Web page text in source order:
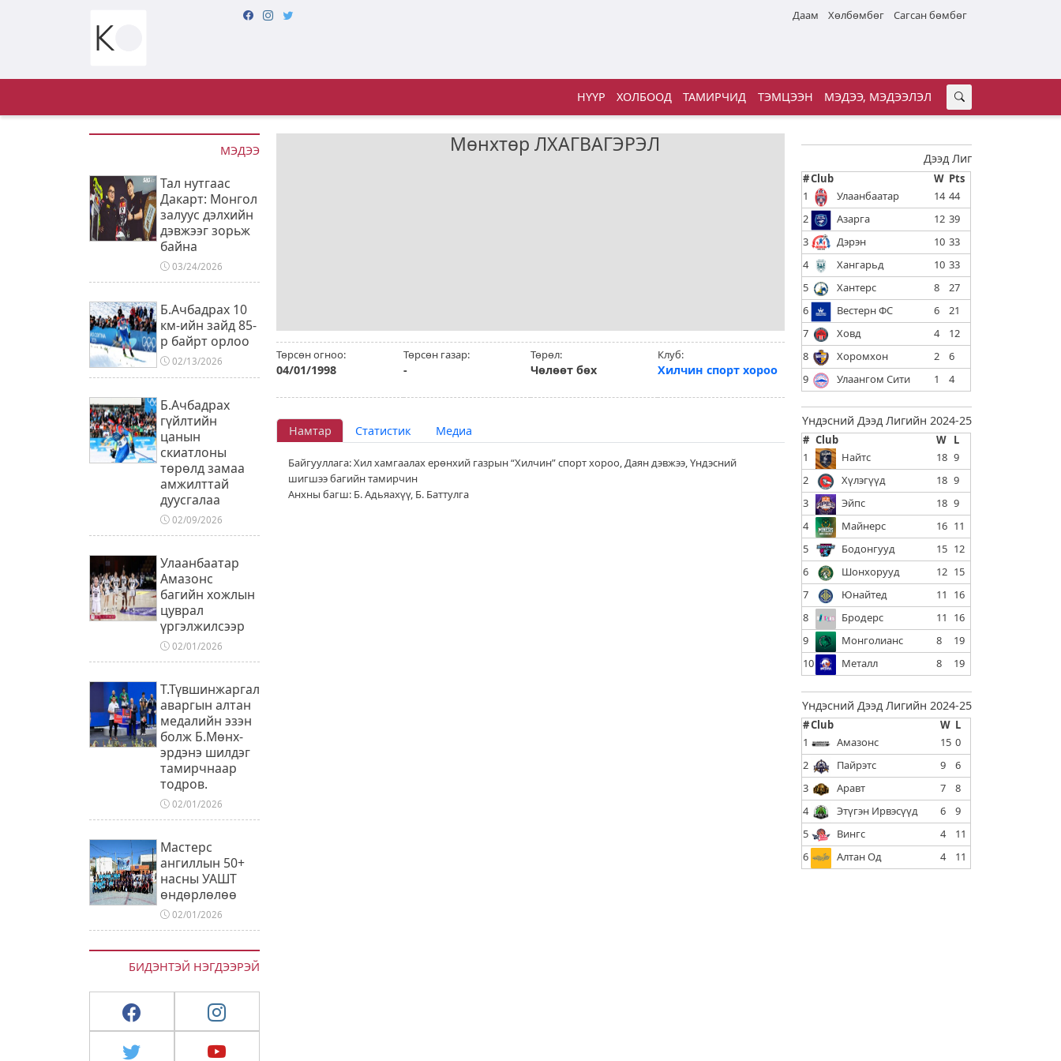
Даам Хөлбөмбөг Сагсан бөмбөг
НҮҮР ХОЛБООД ТАМИРЧИД ТЭМЦЭЭН МЭДЭЭ, МЭДЭЭЛЭЛ
МЭДЭЭ
Тал нутгаас
Дакарт: Монгол
залуус дэлхийн
дэвжээг зорьж
байна
03/24/2026
Б.Ачбадрах 10
км-ийн зайд 85-
р байрт орлоо
02/13/2026
Б.Ачбадрах
гүйлтийн
цанын
скиатлоны
төрөлд замаа
амжилттай
дуусгалаа
02/09/2026
Улаанбаатар
Амазонс
багийн хожлын
цуврал
үргэлжилсээр
02/01/2026
Т.Түвшинжаргал
аваргын алтан
медалийн эзэн
болж Б.Мөнх-
эрдэнэ шилдэг
тамирчнаар
тодров.
02/01/2026
Мастерс
ангиллын 50+
насны УАШТ
өндөрлөлөө
02/01/2026
БИДЭНТЭЙ НЭГДЭЭРЭЙ
МөнхтөрЛХАГВАГЭРЭЛ
Төрсөн огноо:
04/01/1998
Төрсөн газар:
-
Төрөл:
Чөлөөт бөх
Клуб:
Хилчин спорт хороо
Намтар Статистик Медиа
Байгууллага: Хил хамгаалах ерөнхий газрын “Хилчин” спорт хороо, Даян дэвжээ, Үндэсний
шигшээ багийн тамирчин
Анхны багш: Б. Адьяахүү, Б. Баттулга
Дээд Лиг
#Club W Pts
1
Улаанбаатар 14 44
2
Азарга 12 39
3
Дэрэн 10 33
4
Хангарьд 10 33
5
Хантерс 8
27
6
Вестерн ФС 6
21
7
Ховд 4
12
8
Хоромхон 2
6
9
Улаангом Сити 1 4
Үндэсний Дээд Лигийн 2024-25
# Club W L
1
Найтс 18 9
2
Хүлэгүүд 18 9
3
Эйпс 18 9
4
Майнерс 16 11
5
Бодонгууд 15 12
6
Шонхорууд 12 15
7
Юнайтед 11
16
8
Бродерс 11
16
9
Монголианс 8
19
10
Металл 8 19
Үндэсний Дээд Лигийн 2024-25
#Club W L
1
Амазонс 15 0
2
Пайрэтс 9
6
3
Аравт 7
8
4
Этүгэн Ирвэсүүд 6
9
5
Вингс 4
11
6
Алтан Од 4 11